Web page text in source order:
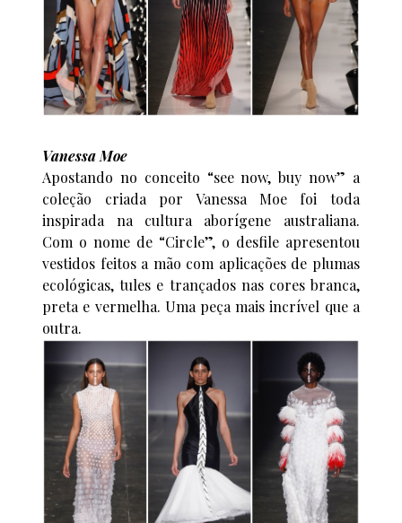
Vanessa Moe
Apostando no conceito “see now, buy now” a
coleção criada por Vanessa Moe foi toda
inspirada na cultura aborígene australiana.
Com o nome de “Circle”, o desfile apresentou
vestidos feitos a mão com aplicações de plumas
ecológicas, tules e trançados nas cores branca,
preta e vermelha. Uma peça mais incrível que a
outra.